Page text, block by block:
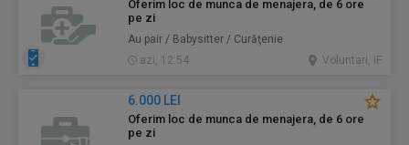
Oferim loc de munca de menajera, de 6 ore
pe zi
Au pair / Babysitter / Curăţenie
azi, 12:54
Voluntari, IF
6.000 LEI
Oferim loc de munca de menajera, de 6 ore
pe zi